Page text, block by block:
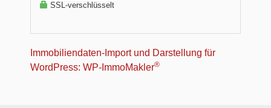
SSL-verschlüsselt
Immobiliendaten-Import und Darstellung für
WordPress: WP-ImmoMakler®